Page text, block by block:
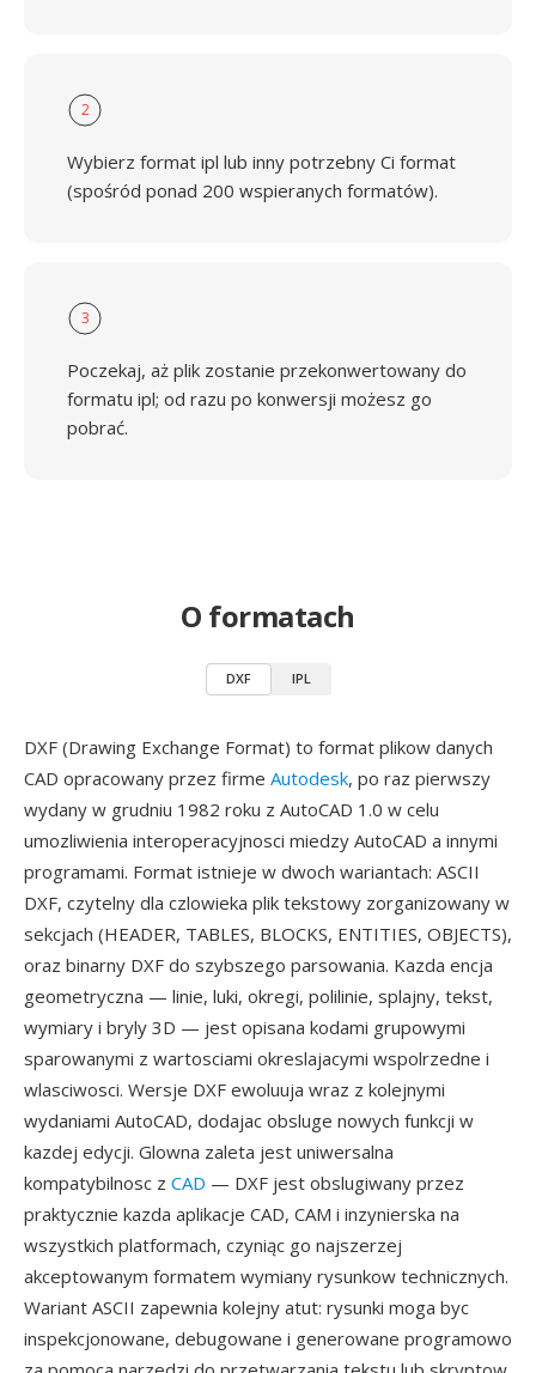
2
Wybierz format ipl lub inny potrzebny Ci format
(spośród ponad 200 wspieranych formatów).
3
Poczekaj, aż plik zostanie przekonwertowany do
formatu ipl; od razu po konwersji możesz go
pobrać.
O formatach
DXF IPL
DXF (Drawing Exchange Format) to format plikow danych
CAD opracowany przez firme Autodesk, po raz pierwszy
wydany w grudniu 1982 roku z AutoCAD 1.0 w celu
umozliwienia interoperacyjnosci miedzy AutoCAD a innymi
programami. Format istnieje w dwoch wariantach: ASCII
DXF, czytelny dla czlowieka plik tekstowy zorganizowany w
sekcjach (HEADER, TABLES, BLOCKS, ENTITIES, OBJECTS),
oraz binarny DXF do szybszego parsowania. Kazda encja
geometryczna — linie, luki, okregi, polilinie, splajny, tekst,
wymiary i bryly 3D — jest opisana kodami grupowymi
sparowanymi z wartosciami okreslajacymi wspolrzedne i
wlasciwosci. Wersje DXF ewoluuja wraz z kolejnymi
wydaniami AutoCAD, dodajac obsluge nowych funkcji w
kazdej edycji. Glowna zaleta jest uniwersalna
kompatybilnosc z CAD — DXF jest obslugiwany przez
praktycznie kazda aplikacje CAD, CAM i inzynierska na
wszystkich platformach, czyniąc go najszerzej
akceptowanym formatem wymiany rysunkow technicznych.
Wariant ASCII zapewnia kolejny atut: rysunki moga byc
inspekcjonowane, debugowane i generowane programowo